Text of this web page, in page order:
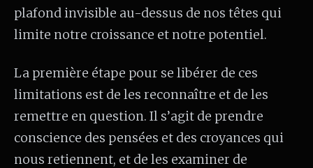
plafond invisible au-dessus de nos têtes qui
limite notre croissance et notre potentiel.
La première étape pour se libérer de ces
limitations est de les reconnaître et de les
remettre en question. Il s’agit de prendre
conscience des pensées et des croyances qui
nous retiennent, et de les examiner de